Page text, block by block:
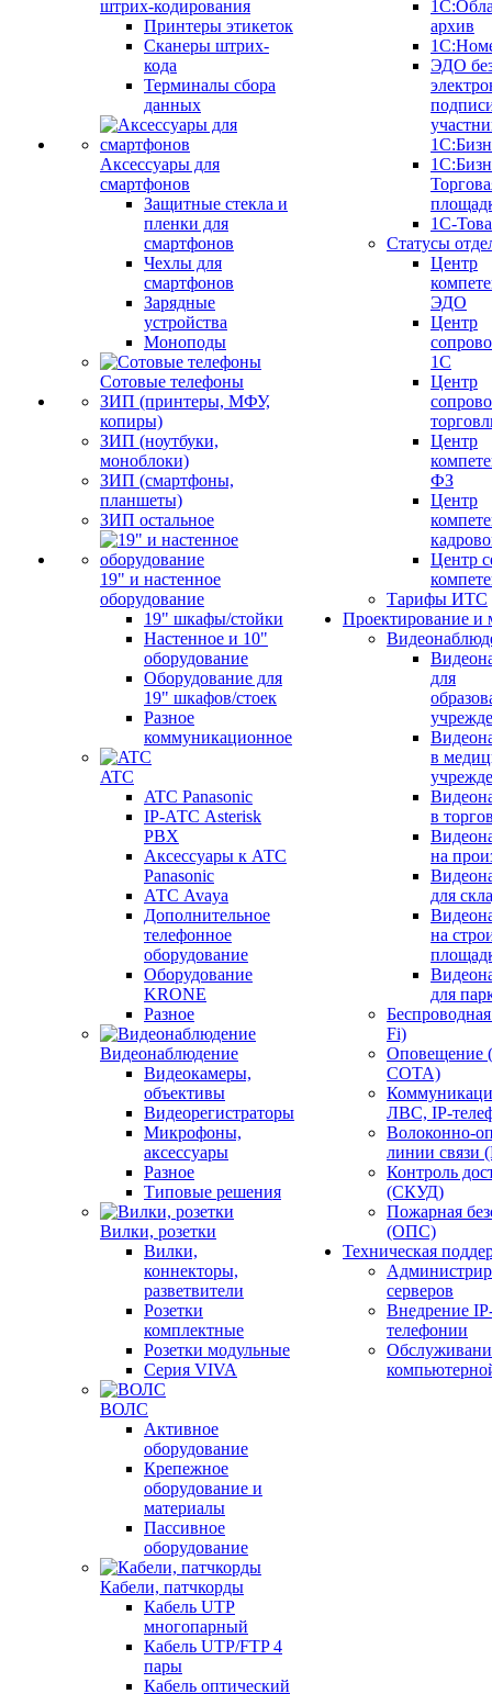
штрих-кодирования
Принтеры этикеток
Сканеры штрих-
кода
Терминалы сбора
данных
Аксессуары для
смартфонов
Защитные стекла и
пленки для
смартфонов
Чехлы для
смартфонов
Зарядные
устройства
Моноподы
Сотовые телефоны
ЗИП (принтеры, МФУ,
копиры)
ЗИП (ноутбуки,
моноблоки)
ЗИП (смартфоны,
планшеты)
ЗИП остальное
19" и настенное
оборудование
19" шкафы/стойки
Настенное и 10"
оборудование
Оборудование для
19" шкафов/стоек
Разное
коммуникационное
ATC
ATC Panasonic
IP-АТС Asterisk
PBX
Аксессуары к АТС
Panasonic
АТС Avaya
Дополнительное
телефонное
оборудование
Оборудование
KRONE
Разное
Видеонаблюдение
Видеокамеры,
объективы
Видеорегистраторы
Микрофоны,
аксессуары
Разное
Типовые решения
Вилки, розетки
Вилки,
коннекторы,
разветвители
Розетки
комплектные
Розетки модульные
Серия VIVA
ВОЛС
Активное
оборудование
Крепежное
оборудование и
материалы
Пассивное
оборудование
Кабели, патчкорды
Кабель UTP
многопарный
Кабель UTP/FTP 4
пары
Кабель оптический
архив
ЭДО
1С-
Статусы
Центр
ЭДО
Центр
1С
Центр
Центр
ФЗ
Центр
Центр
Тарифы ИТС
Проектирование и
для
в
в
на
для
на
для
Fi)
СОТА)
ЛВС, IP-
Волоконно-
линии
Контроль
(СКУД)
Пожарная
(ОПС)
Техническая
серверов
Внедрение
телефонии